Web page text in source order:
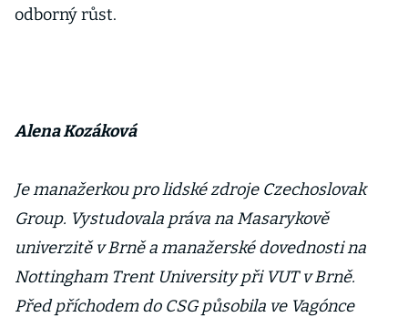
odborný růst.
Alena Kozáková
Je manažerkou pro lidské zdroje Czechoslovak
Group. Vystudovala práva na Masarykově
univerzitě v Brně a manažerské dovednosti na
Nottingham Trent University při VUT v Brně.
Před příchodem do CSG působila ve Vagónce